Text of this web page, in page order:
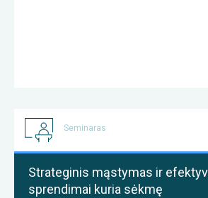
Seminaras
Strateginis mąstymas ir
sprendimai kuria sėkmę